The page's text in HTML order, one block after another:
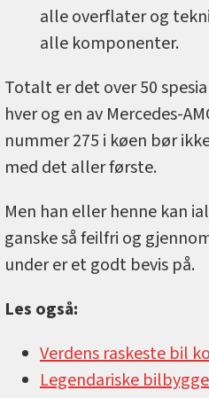
alle overflater og
alle komponenter.
Totalt er det over 50
hver og en av Mercedes-
nummer 275 i køen bør
med det aller første.
Men han eller henne kan
ganske så feilfri og
under er et godt bevis på.
Les også:
Verdens raskeste bil
Legendariske